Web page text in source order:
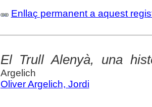
Enllaç permanent a aquest
El Trull Alenyà, una
Argelich
Oliver Argelich, Jordi